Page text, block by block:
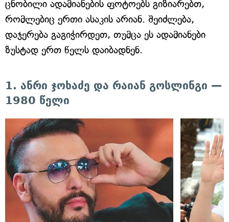
ცნობილი ადამიანების ფოტოებს გიზიარებთ,
რომლებიც ერთი ასაკის არიან. შეიძლება,
დაჯერება გაგიჭირდეთ, თუმცა ეს ადამიანები
ზუსტად ერთ წელს დაიბადნენ.
1. ანრი ჯოხაძე და რაიან გოსლინგი —
1980 წელი